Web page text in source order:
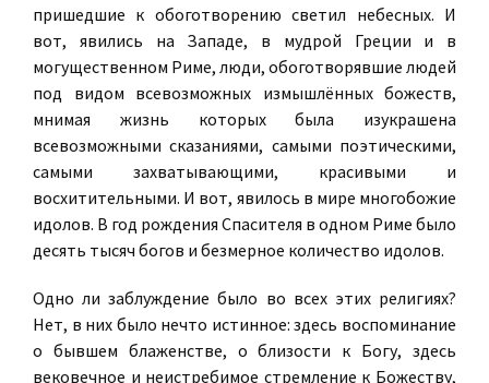
пришедшие к обоготворению светил небесных. И
вот, явились на Западе, в мудрой Греции и в
могущественном Риме, люди, обоготворявшие людей
под видом всевозможных измышлённых божеств,
мнимая жизнь которых была изукрашена
всевозможными сказаниями, самыми поэтическими,
самыми захватывающими, красивыми и
восхитительными. И вот, явилось в мире многобожие
идолов. В год рождения Спасителя в одном Риме было
десять тысяч богов и безмерное количество идолов.
Одно ли заблуждение было во всех этих религиях?
Нет, в них было нечто истинное: здесь воспоминание
о бывшем блаженстве, о близости к Богу, здесь
вековечное и неистребимое стремление к Божеству,